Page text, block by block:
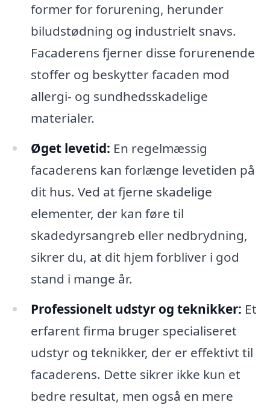
former for forurening, herunder
biludstødning og industrielt snavs.
Facaderens fjerner disse forurenende
stoffer og beskytter facaden mod
allergi- og sundhedsskadelige
materialer.
Øget levetid: En regelmæssig
facaderens kan forlænge levetiden på
dit hus. Ved at fjerne skadelige
elementer, der kan føre til
skadedyrsangreb eller nedbrydning,
sikrer du, at dit hjem forbliver i god
stand i mange år.
Professionelt udstyr og teknikker: Et
erfarent firma bruger specialiseret
udstyr og teknikker, der er effektivt til
facaderens. Dette sikrer ikke kun et
bedre resultat, men også en mere